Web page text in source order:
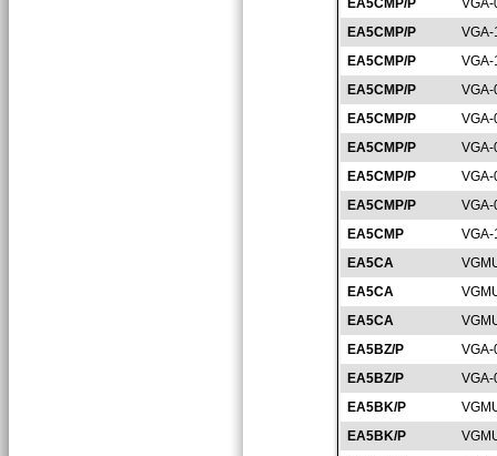
EA5CMP/P
EA5CMP/P
VGA-
EA5CMP/P
EA5CMP/P
EA5CMP/P
EA5CMP/P
EA5CMP/P
EA5CMP/P
EA5CMP
EA5CA
EA5CA
EA5CA
EA5BZ/P
EA5BZ/P
EA5BK/P
EA5BK/P